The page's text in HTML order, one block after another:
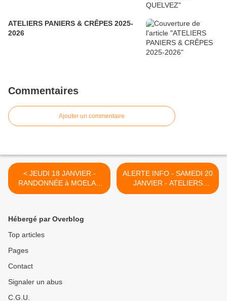
ATELIERS PANIERS & CRÊPES 2025-
2026
Commentaires
Ajouter un commentaire
< JEUDI 18 JANVIER -
RANDONNÉE à MOELAN
SUR MER
ALERTE INFO - SAMEDI 20
JANVIER - ATELIERS
PANIERS & CREPES >
Hébergé par Overblog
Top articles
Pages
Contact
Signaler un abus
C.G.U.